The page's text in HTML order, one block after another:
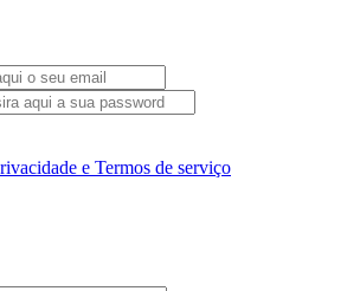
e Termos de serviço